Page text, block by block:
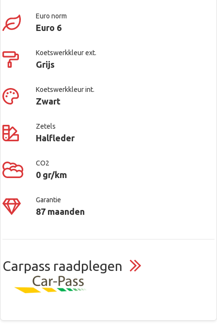
Euro norm
Euro 6
Koetswerkkleur ext.
Grijs
Koetswerkkleur int.
Zwart
Zetels
Halfleder
CO2
0 gr/km
Garantie
87 maanden
Carpass raadplegen